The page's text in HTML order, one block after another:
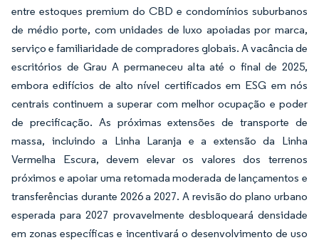
entre estoques premium do CBD e condomínios suburbanos
de médio porte, com unidades de luxo apoiadas por marca,
serviço e familiaridade de compradores globais. A vacância de
escritórios de Grau A permaneceu alta até o final de 2025,
embora edifícios de alto nível certificados em ESG em nós
centrais continuem a superar com melhor ocupação e poder
de precificação. As próximas extensões de transporte de
massa, incluindo a Linha Laranja e a extensão da Linha
Vermelha Escura, devem elevar os valores dos terrenos
próximos e apoiar uma retomada moderada de lançamentos e
transferências durante 2026 a 2027. A revisão do plano urbano
esperada para 2027 provavelmente desbloqueará densidade
em zonas específicas e incentivará o desenvolvimento de uso